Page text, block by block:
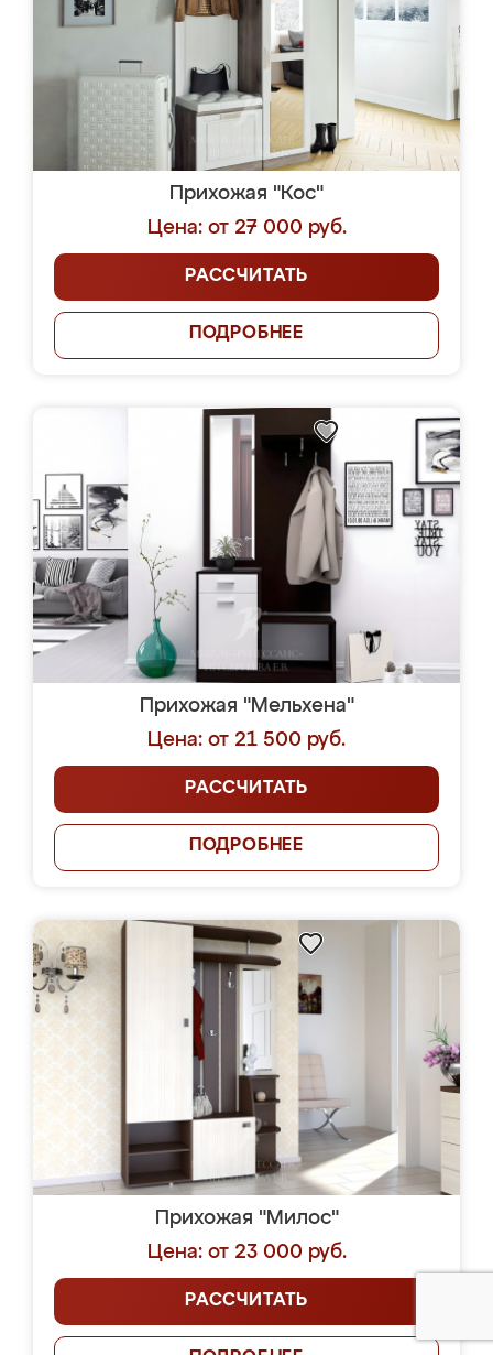
Прихожая "Кос"
Цена: от 27 000 руб.
РАССЧИТАТЬ
ПОДРОБНЕЕ
Прихожая "Мельхена"
Цена: от 21 500 руб.
РАССЧИТАТЬ
ПОДРОБНЕЕ
Прихожая "Милос"
Цена: от 23 000 руб.
РАССЧИТАТЬ